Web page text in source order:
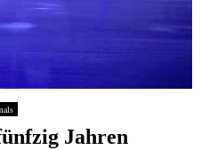
Jahren